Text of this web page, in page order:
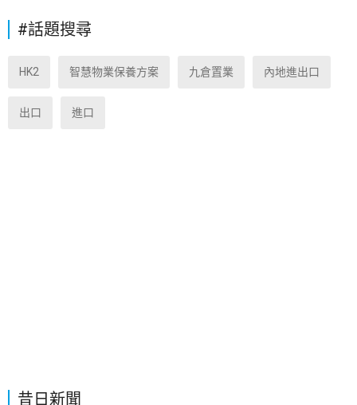
昔日新聞
#話題搜尋
HK2 智慧物業保養方案 九倉置業 內地進出口
出口 進口